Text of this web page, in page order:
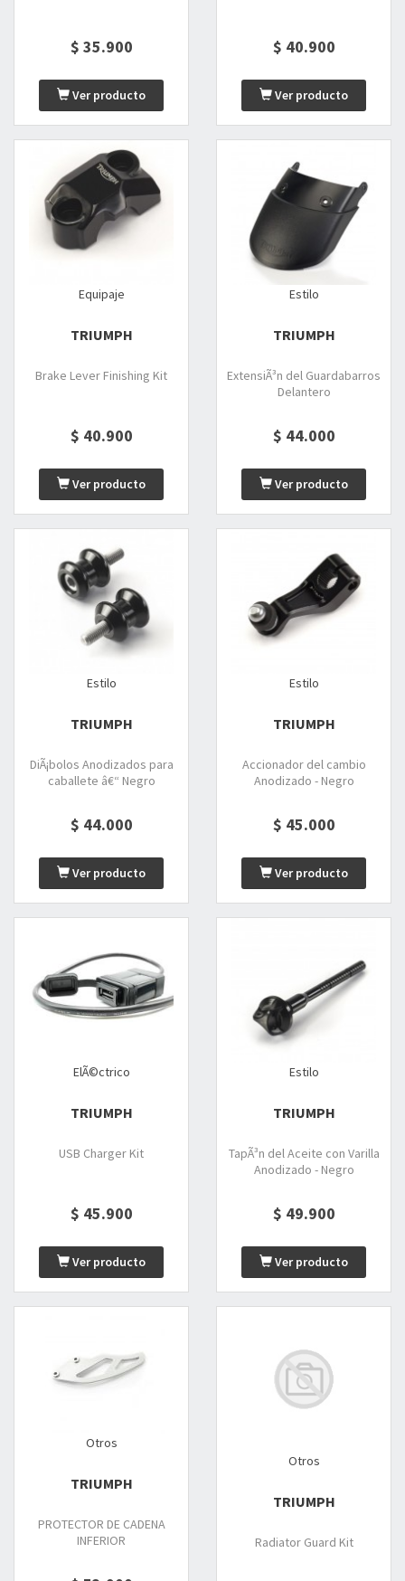
$ 35.900
Ver producto
$ 40.900
Ver producto
Equipaje
TRIUMPH
Brake Lever Finishing Kit
$ 40.900
Ver producto
Estilo
TRIUMPH
ExtensiÃ³n del Guardabarros
Delantero
$ 44.000
Ver producto
Estilo
TRIUMPH
DiÃ¡bolos Anodizados para
caballete â€“ Negro
$ 44.000
Ver producto
Estilo
TRIUMPH
Accionador del cambio
Anodizado - Negro
$ 45.000
Ver producto
ElÃ©ctrico
TRIUMPH
USB Charger Kit
$ 45.900
Ver producto
Estilo
TRIUMPH
TapÃ³n del Aceite con Varilla
Anodizado - Negro
$ 49.900
Ver producto
Otros
TRIUMPH
PROTECTOR DE CADENA
INFERIOR
Otros
TRIUMPH
Radiator Guard Kit